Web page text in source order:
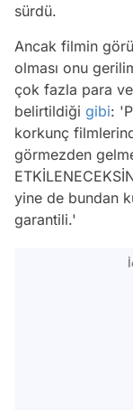
sürdü.
Ancak filmin
olması onu
çok fazla para
belirtildiği gibi:
korkunç
görmezden
yine de bundan
garantili.'